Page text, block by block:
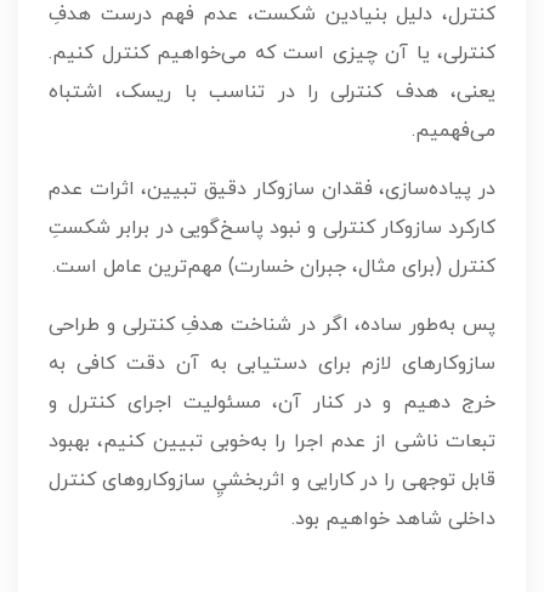
کنترل، دليل بنيادين شکست، عدم فهم درست هدفِ
کنترلی، يا آن چيزی است که می‌خواهيم کنترل کنيم.
يعنی، هدف کنترلی را در تناسب با ريسک، اشتباه
می‌فهميم.
در پياده‌سازی، فقدان سازوکار دقيق تبيين، اثرات عدم
کارکرد سازوکار کنترلی و نبود پاسخ‌گويی در برابر شکستِ
کنترل (برای مثال، جبران خسارت) مهم‌ترين عامل است.
پس به‌طور ساده، اگر در شناخت هدفِ کنترلی و طراحی
سازوکارهای لازم برای دستيابی به آن دقت کافی به
خرج دهيم و در کنار آن، مسئوليت اجرای کنترل و
تبعات ناشی از عدم اجرا را به‌خوبی تبيين کنيم، بهبود
قابل توجهی را در کارايی و اثربخشيِ سازوکاروهای کنترل
داخلی شاهد خواهيم بود.